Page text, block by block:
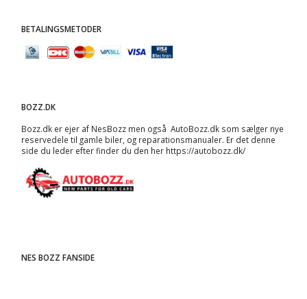
BETALINGSMETODER
BOZZ.DK
Bozz.dk er ejer af NesBozz men også AutoBozz.dk som sælger nye
reservedele til gamle biler, og reparationsmanualer. Er det denne
side du leder efter finder du den her https://autobozz.dk/
NES BOZZ FANSIDE